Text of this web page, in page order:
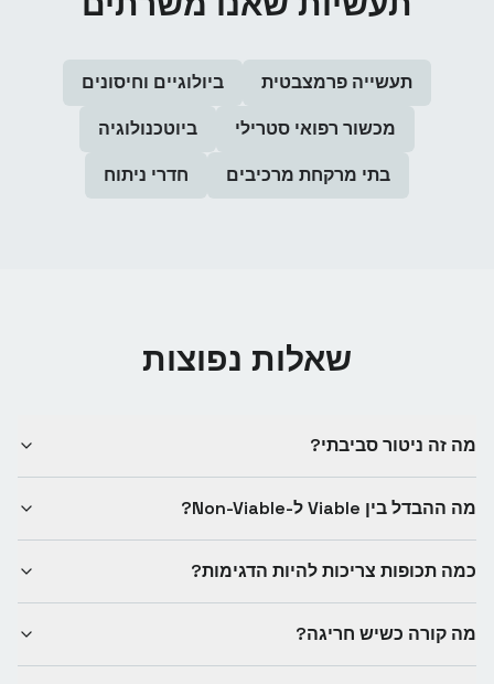
תעשייה פרמצבטית
ביולוגיים וחיסונים
מכשור רפואי סטרילי
ביוטכנולוגיה
בתי מרקחת מרכיבים
חדרי ניתוח
שאלות נפוצות
מה זה ניטור סביבתי?
מה ההבדל בין Viable ל-Non-Viable?
כמה תכופות צריכות להיות הדגימות?
מה קורה כשיש חריגה?